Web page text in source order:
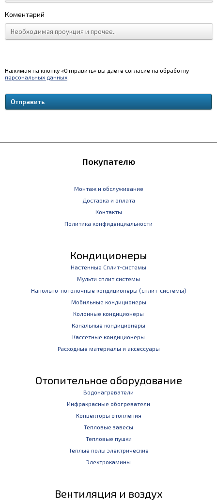
Коментарий
Нажимая на кнопку «Отправить» вы даете согласие на обработку
персональных данных
Покупателю
Монтаж и обслуживание
Доставка и оплата
Контакты
Политика конфиденциальности
Кондиционеры
Настенные Сплит-системы
Мульти сплит системы
Напольно-потолочные кондиционеры (сплит-системы)
Мобильные кондиционеры
Колонные кондиционеры
Канальные кондиционеры
Кассетные кондиционеры
Расходные материалы и аксессуары
Отопительное оборудование
Водонагреватели
Инфракрасные обогреватели
Конвекторы отопления
Тепловые завесы
Тепловые пушки
Теплые полы электрические
Электрокамины
Вентиляция и воздух